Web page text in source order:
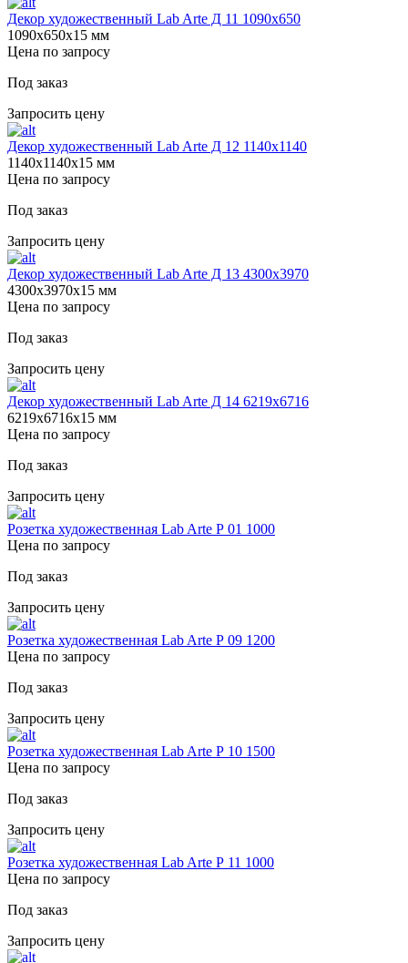
Декор художественный Lab Arte Д 11 1090х650
1090х650х15 мм
Цена по запросу
Под заказ
Запросить цену
Декор художественный Lab Arte Д 12 1140х1140
1140х1140х15 мм
Цена по запросу
Под заказ
Запросить цену
Декор художественный Lab Arte Д 13 4300х3970
4300х3970х15 мм
Цена по запросу
Под заказ
Запросить цену
Декор художественный Lab Arte Д 14 6219х6716
6219х6716х15 мм
Цена по запросу
Под заказ
Запросить цену
Розетка художественная Lab Arte Р 01 1000
Цена по запросу
Под заказ
Запросить цену
Розетка художественная Lab Arte Р 09 1200
Цена по запросу
Под заказ
Запросить цену
Розетка художественная Lab Arte Р 10 1500
Цена по запросу
Под заказ
Запросить цену
Розетка художественная Lab Arte Р 11 1000
Цена по запросу
Под заказ
Запросить цену